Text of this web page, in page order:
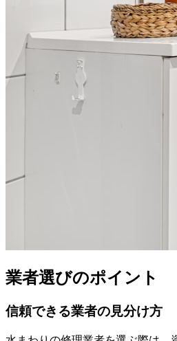
業者選びのポイント
信頼できる業者の見分け方